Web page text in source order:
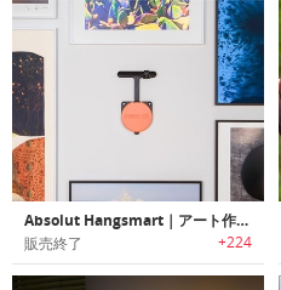
Absolut Hangsmart｜アート作品をツールやメジャー不要で簡単にディスプレイ可能なウォールマウントデバイス「アブソルートハングスマート」
販売終了 +224